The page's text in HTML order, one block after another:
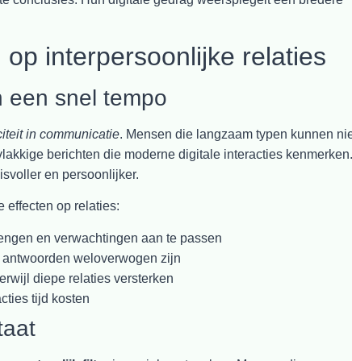
interpersoonlijke relaties
een snel tempo
in communicatie. Mensen die langzaam typen kunnen
berichten die moderne digitale interacties kenmerken.
en persoonlijker.
effecten op relaties:
en verwachtingen aan te passen
weloverwogen zijn
diepe relaties versterken
tijd kosten